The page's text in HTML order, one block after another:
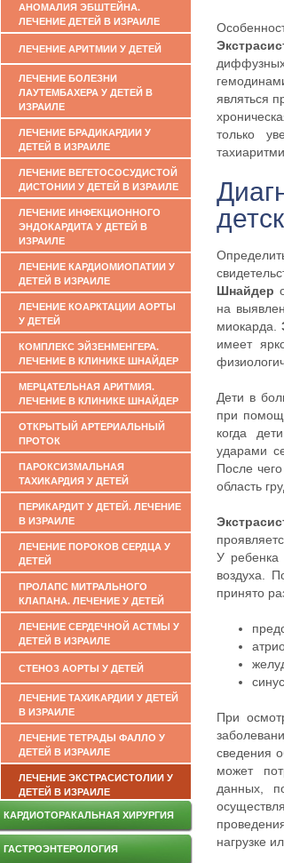
являться
только
Шнайдер
на
миокарда.
имеет
Дети в
при
когда
ударами
После
область
У ребенка
воздуха.
принято
При
сведения
может
данных,
нагрузке
АНОМАЛИЯ ЭБШТЕЙНА.
ЛЕЧЕНИЕ ДЕТЕЙ В ИЗРАИЛЕ
ЛЕЧЕНИЕ АРИТМИИ У ДЕТЕЙ
ЛЕЧЕНИЕ БОЛЕЗНИ
ЛАУТЕМБАХЕРА У ДЕТЕЙ В
ИЗРАИЛЕ
ЛЕЧЕНИЕ БРАДИКАРДИИ У
ДЕТЕЙ В ИЗРАИЛЕ
ЛЕЧЕНИЕ ВЕГЕТОСОСУДИСТОЙ
ДИСТОНИИ У ДЕТЕЙ В ИЗРАИЛЕ
ЛЕЧЕНИЕ ИНФЕКЦИОННОГО
ЭНДОКАРДИТА У ДЕТЕЙ В
ИЗРАИЛЕ
ЛЕЧЕНИЕ КАРДИОМИОПАТИИ У
ДЕТЕЙ В ИЗРАИЛЕ
ЛЕЧЕНИЕ КОАРКТАЦИИ АОРТЫ
У ДЕТЕЙ
КОМПЛЕКС ЭЙЗЕНМЕНГЕРА.
ЛЕЧЕНИЕ В КЛИНИКЕ ШНАЙДЕР
МЕРЦАТЕЛЬНАЯ АРИТМИЯ.
ЛЕЧЕНИЕ В КЛИНИКЕ ШНАЙДЕР
ОТКРЫТЫЙ АРТЕРИАЛЬНЫЙ
ПРОТОК
ПАРОКСИЗМАЛЬНАЯ
ТАХИКАРДИЯ У ДЕТЕЙ
ПЕРИКАРДИТ У ДЕТЕЙ. ЛЕЧЕНИЕ
В ИЗРАИЛЕ
ЛЕЧЕНИЕ ПОРОКОВ СЕРДЦА У
ДЕТЕЙ
ПРОЛАПС МИТРАЛЬНОГО
КЛАПАНА. ЛЕЧЕНИЕ У ДЕТЕЙ
ЛЕЧЕНИЕ СЕРДЕЧНОЙ АСТМЫ У
ДЕТЕЙ В ИЗРАИЛЕ
СТЕНОЗ АОРТЫ У ДЕТЕЙ
ЛЕЧЕНИЕ ТАХИКАРДИИ У ДЕТЕЙ
В ИЗРАИЛЕ
ЛЕЧЕНИЕ ТЕТРАДЫ ФАЛЛО У
ДЕТЕЙ В ИЗРАИЛЕ
ЛЕЧЕНИЕ ЭКСТРАСИСТОЛИИ У
ДЕТЕЙ В ИЗРАИЛЕ
КАРДИОТОРАКАЛЬНАЯ ХИРУРГИЯ
ГАСТРОЭНТЕРОЛОГИЯ